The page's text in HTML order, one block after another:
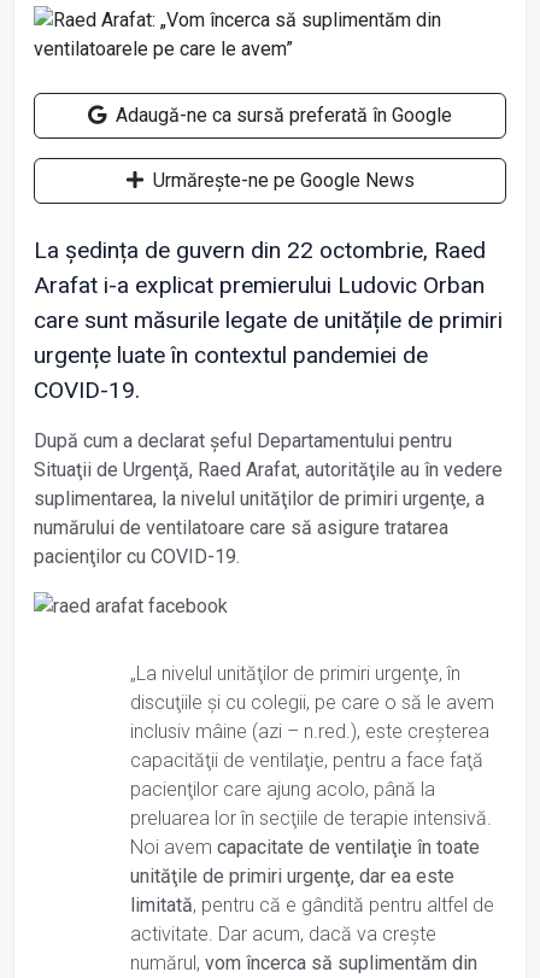
Adaugă-ne ca sursă preferată în Google
Urmărește-ne pe Google News
La ședința de guvern din 22 octombrie, Raed
Arafat i-a explicat premierului Ludovic Orban
care sunt măsurile legate de unitățile de primiri
urgențe luate în contextul pandemiei de
COVID-19.
După cum a declarat şeful Departamentului pentru
Situaţii de Urgenţă, Raed Arafat, autorităţile au în vedere
suplimentarea, la nivelul unităţilor de primiri urgenţe, a
numărului de ventilatoare care să asigure tratarea
pacienţilor cu COVID-19.
„La nivelul unităţilor de primiri urgenţe, în
discuţiile şi cu colegii, pe care o să le avem
inclusiv mâine (azi – n.red.), este creşterea
capacităţii de ventilaţie, pentru a face faţă
pacienţilor care ajung acolo, până la
preluarea lor în secţiile de terapie intensivă.
Noi avem capacitate de ventilaţie în toate
unităţile de primiri urgenţe, dar ea este
limitată, pentru că e gândită pentru altfel de
activitate. Dar acum, dacă va creşte
numărul, vom încerca să suplimentăm din